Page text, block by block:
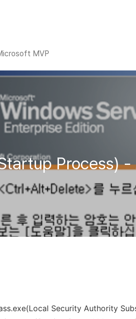
MVP
Process) -
Security Authority